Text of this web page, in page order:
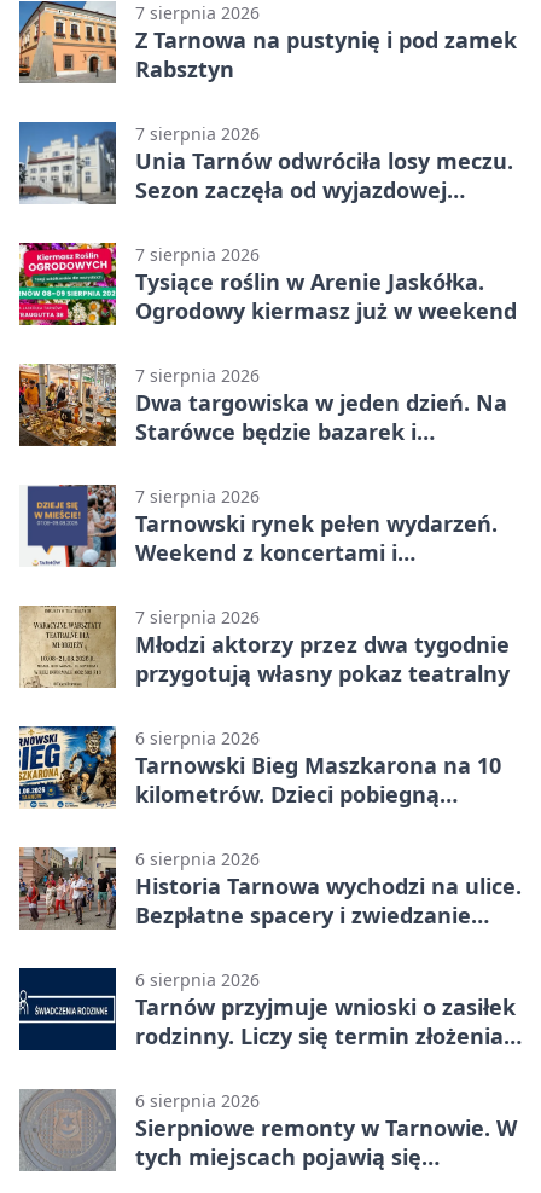
7 sierpnia 2026
Z Tarnowa na pustynię i pod zamek
Rabsztyn
7 sierpnia 2026
Unia Tarnów odwróciła losy meczu.
Sezon zaczęła od wyjazdowej
7 sierpnia 2026
Tysiące roślin w Arenie Jaskółka.
Ogrodowy kiermasz już w weekend
7 sierpnia 2026
Dwa targowiska w jeden dzień. Na
Starówce będzie bazarek i
7 sierpnia 2026
Tarnowski rynek pełen wydarzeń.
Weekend z koncertami i
7 sierpnia 2026
Młodzi aktorzy przez dwa tygodnie
przygotują własny pokaz teatralny
6 sierpnia 2026
Tarnowski Bieg Maszkarona na 10
kilometrów. Dzieci pobiegną
6 sierpnia 2026
Historia Tarnowa wychodzi na ulice.
Bezpłatne spacery i zwiedzanie
6 sierpnia 2026
Tarnów przyjmuje wnioski o zasiłek
rodzinny. Liczy się termin złożenia
6 sierpnia 2026
Sierpniowe remonty w Tarnowie. W
tych miejscach pojawią się